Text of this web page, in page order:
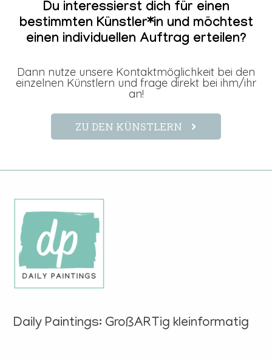
Du interessierst dich für einen
bestimmten Künstler*in und möchtest
einen individuellen Auftrag erteilen?
Dann nutze unsere Kontaktmöglichkeit bei den
einzelnen Künstlern und frage direkt bei ihm/ihr
an!
ZU DEN KÜNSTLERN
Daily Paintings: GroßARTig kleinformatig